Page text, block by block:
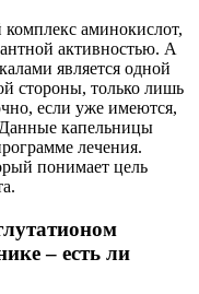
аминокислот,
активностью. А
является одной
стороны, только лишь
если уже имеются,
капельницы
лечения.
понимает цель
– есть ли